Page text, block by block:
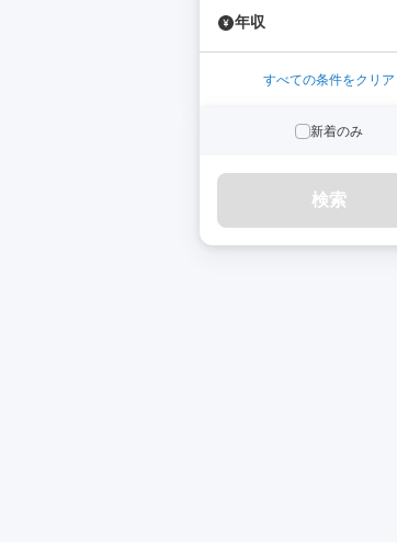
年収
すべての条件をクリア
新着のみ
検索